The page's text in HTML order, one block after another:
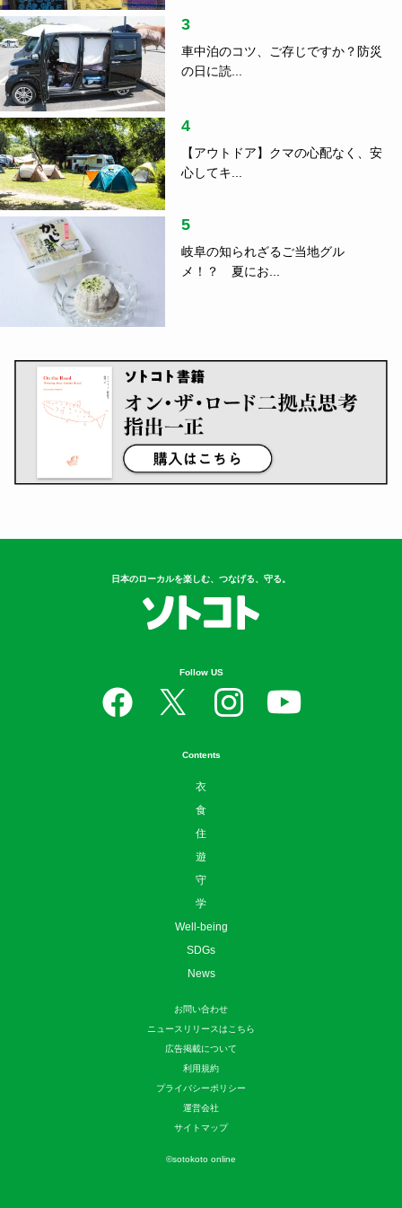
3
車中泊のコツ、ご存じですか？防災
の日に読...
4
【アウトドア】クマの心配なく、安
心してキ...
5
岐阜の知られざるご当地グル
メ！？ 夏にお...
日本のローカルを楽しむ、つなげる、守る。
Follow US
Contents
衣
食
住
遊
守
学
Well-being
SDGs
News
お問い合わせ
ニュースリリースはこちら
広告掲載について
利用規約
プライバシーポリシー
運営会社
サイトマップ
©sotokoto online